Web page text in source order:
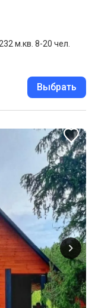
м.кв. 8-20 чел.
Выбрать